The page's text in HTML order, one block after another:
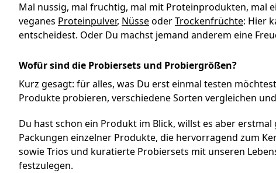
Mal nussig, mal fruchtig, mal mit Proteinprodukten, mal
veganes Proteinpulver, NüsseoderTrockenfrüchte: Hier
entscheidest. Oder Du machst jemand anderem eine
Wofür sind die Probiersets und Probiergrößen?
Kurz gesagt: für alles, was Du erst einmal testen
Produkte probieren, verschiedene Sorten vergleichen
Du hast schon ein Produkt im Blick, willst es aber
Packungen einzelner Produkte, die hervorragend zum
sowie Trios und kuratierte Probiersets mit unseren
festzulegen.